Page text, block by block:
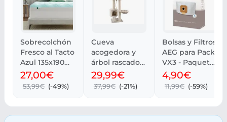
Sobrecolchón
Fresco al Tacto
Azul 135x190
cm
Transpirable
27,00€
53,99€ (-49%)
Cueva
acogedora y
árbol rascador
para mascotas.
29,99€
37,99€ (-21%)
Bolsas y Filtros
AEG para Pack
VX3 - Paquete
de 4
4,90€
11,99€ (-59%)